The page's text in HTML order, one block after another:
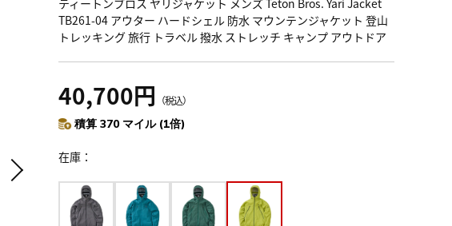
ティートンブロス ヤリジャケット メンズ Teton Bros. Yari Jacket
TB261-04 アウター ハードシェル 防水 マウンテンジャケット 登山
トレッキング 旅行 トラベル 撥水 ストレッチ キャンプ アウトドア
40,700円 （税込）
積算 370 マイル (1倍)
在庫